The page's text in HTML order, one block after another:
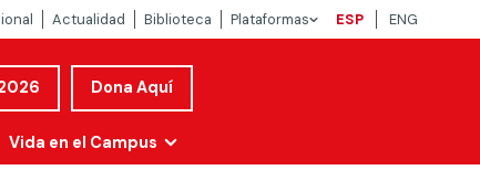
Actualidad Biblioteca Plataformas ESP ENG
Dona Aquí
Vida en el Campus